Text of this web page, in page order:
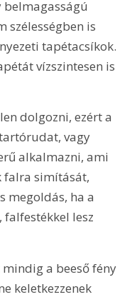
szélességben is
tapétacsíkok.
vízszintesen is
dolgozni, ezért a
vagy
alkalmazni, ami
falra simítását,
megoldás, ha a
falfestékkel lesz
a beeső fény
keletkezzenek